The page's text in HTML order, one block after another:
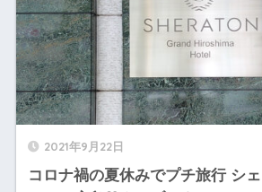
2021年9月22日
コロナ禍の夏休みでプチ旅行 シ